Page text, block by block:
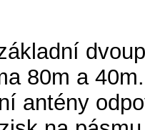
80m a
antény